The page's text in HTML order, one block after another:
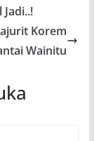
Korem
Wainitu